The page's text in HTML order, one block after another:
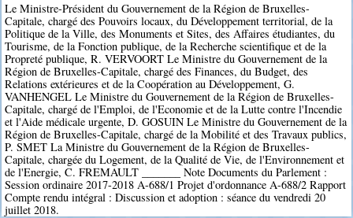
Le Ministre-Président du Gouvernement de la Région de Bruxelles-
Capitale, chargé des Pouvoirs locaux, du Développement territorial, de la
Politique de la Ville, des Monuments et Sites, des Affaires étudiantes, du
Tourisme, de la Fonction publique, de la Recherche scientifique et de la
Propreté publique, R. VERVOORT Le Ministre du Gouvernement de la
Région de Bruxelles-Capitale, chargé des Finances, du Budget, des
Relations extérieures et de la Coopération au Développement, G.
VANHENGEL Le Ministre du Gouvernement de la Région de Bruxelles-
Capitale, chargé de l'Emploi, de l'Economie et de la Lutte contre l'Incendie
et l'Aide médicale urgente, D. GOSUIN Le Ministre du Gouvernement de la
Région de Bruxelles-Capitale, chargé de la Mobilité et des Travaux publics,
P. SMET La Ministre du Gouvernement de la Région de Bruxelles-
Capitale, chargée du Logement, de la Qualité de Vie, de l'Environnement et
de l'Energie, C. FREMAULT _______ Note Documents du Parlement :
Session ordinaire 2017-2018 A-688/1 Projet d'ordonnance A-688/2 Rapport
Compte rendu intégral : Discussion et adoption : séance du vendredi 20
juillet 2018.